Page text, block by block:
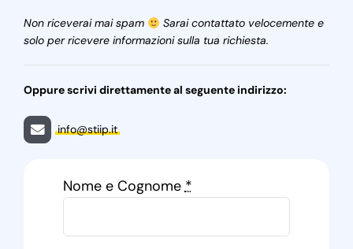
Non riceverai mai spam
Sarai contattato velocemente e
solo per ricevere informazioni sulla tua richiesta.
Oppure scrivi direttamente al seguente indirizzo:
info@stiip.it
Nome e Cognome*